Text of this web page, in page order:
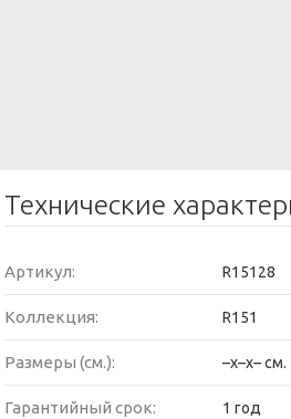
Технические
Артикул: R15128
Коллекция: R151
Размеры (см.): –x–x– см.
Гарантийный срок: 1 год